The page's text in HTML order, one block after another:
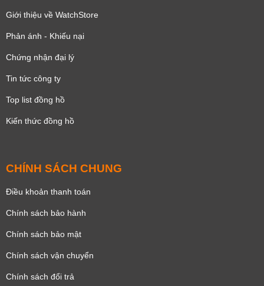
Giới thiệu về WatchStore
Phản ánh - Khiếu nại
Chứng nhận đại lý
Tin tức công ty
Top list đồng hồ
Kiến thức đồng hồ
CHÍNH SÁCH CHUNG
Điều khoản thanh toán
Chính sách bảo hành
Chính sách bảo mật
Chính sách vận chuyển
Chính sách đổi trả